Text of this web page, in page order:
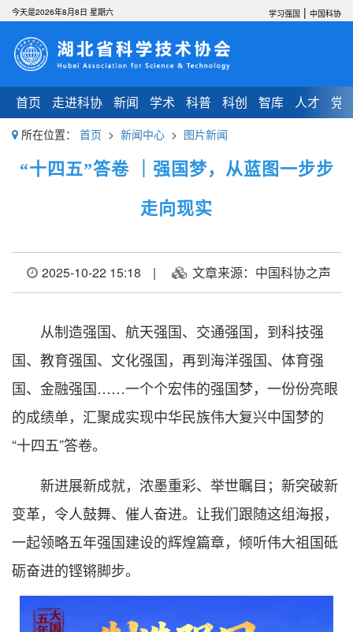
首页 走进科协 新闻 学术 科普 科创 智库 人才 党
今天是2026年8月8日 星期六 学习强国 | 中国科协
所在位置： 首页 > 新闻中心 > 图片新闻
“十四五”答卷 ｜强国梦，从蓝图一步步
走向现实
2025-10-22 15:18 | 文章来源：中国科协之声
从制造强国、航天强国、交通强国，到科技强
国、教育强国、文化强国，再到海洋强国、体育强
国、金融强国……一个个宏伟的强国梦，一份份亮眼
的成绩单，汇聚成实现中华民族伟大复兴中国梦的
“十四五”答卷。
新进展新成就，浓墨重彩、举世瞩目；新突破新
变革，令人鼓舞、催人奋进。让我们跟随这组海报，
一起领略五年强国建设的辉煌篇章，倾听伟大祖国砥
砺奋进的铿锵脚步。